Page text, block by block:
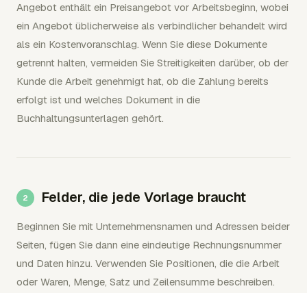
Angebot enthält ein Preisangebot vor Arbeitsbeginn, wobei
ein Angebot üblicherweise als verbindlicher behandelt wird
als ein Kostenvoranschlag. Wenn Sie diese Dokumente
getrennt halten, vermeiden Sie Streitigkeiten darüber, ob der
Kunde die Arbeit genehmigt hat, ob die Zahlung bereits
erfolgt ist und welches Dokument in die
Buchhaltungsunterlagen gehört.
Felder, die jede Vorlage braucht
Beginnen Sie mit Unternehmensnamen und Adressen beider
Seiten, fügen Sie dann eine eindeutige Rechnungsnummer
und Daten hinzu. Verwenden Sie Positionen, die die Arbeit
oder Waren, Menge, Satz und Zeilensumme beschreiben.